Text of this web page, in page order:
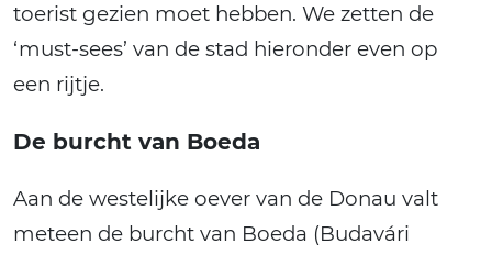
toerist gezien moet hebben. We zetten de
‘must-sees’ van de stad hieronder even op
een rijtje.
De burcht van Boeda
Aan de westelijke oever van de Donau valt
meteen de burcht van Boeda (Budavári